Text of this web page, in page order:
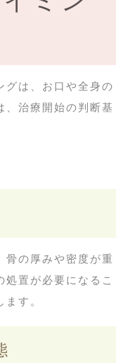
グは、お口や全身の
、治療開始の判断基
骨の厚みや密度が重
置が必要になるこ
す。